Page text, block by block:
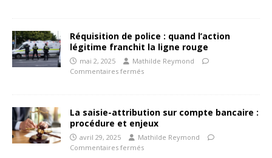
Réquisition de police : quand l’action
légitime franchit la ligne rouge
mai 2, 2025
Mathilde Reymond
Commentaires fermés
La saisie-attribution sur compte bancaire :
procédure et enjeux
avril 29, 2025
Mathilde Reymond
Commentaires fermés